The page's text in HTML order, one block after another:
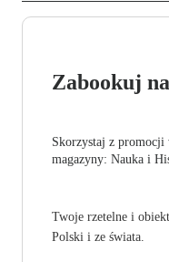
Zabookuj
Skorzystaj z promocji
magazyny: Nauka i
Twoje rzetelne i
Polski i ze świata.